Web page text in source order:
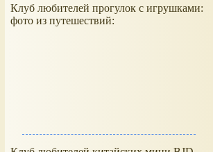
Клуб любителей прогулок с игрушками:
фото из путешествий: